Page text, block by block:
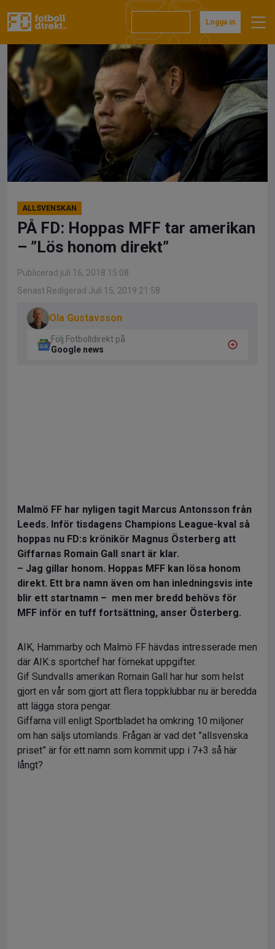
till
Logga in
ALLSVENSKAN
PÅ FD: Hoppas MFF tar amerikan
– ”Lös honom direkt”
Publicerad juli 16, 2018 15:08
Senast Redigerad Juli 15, 2019 21:58
Ola Gustavsson
Följ Fotbolldirekt på
Google news
Malmö FF har nyligen tagit Marcus Antonsson från
Leeds. Inför tisdagens Champions League-kval så
hoppas nu FD:s krönikör Magnus Österberg att
Giffarnas Romain Gall snart är klar.
– Jag gillar honom. Hoppas MFF kan lösa honom
direkt. Ett bra namn även om han inledningsvis inte
blir ett startnamn – men mer bredd behövs för
MFF inför en tuff fortsättning, anser Österberg.
AIK, Hammarby och Malmö FF hävdas intresserade men
där AIK:s sportchef har förnekat uppgifter.
Gif Sundvalls amerikan Romain Gall har hur som helst
gjort en vår som gjort att flera toppklubbar nu är beredda
att lägga stora pengar.
Giffarna vill enligt Sportbladet ha omkring 10 miljoner
om han säljs utomlands. Frågan är vad det ”allsvenska
priset” är för ett namn som kommit upp i 7+3 så här
långt?